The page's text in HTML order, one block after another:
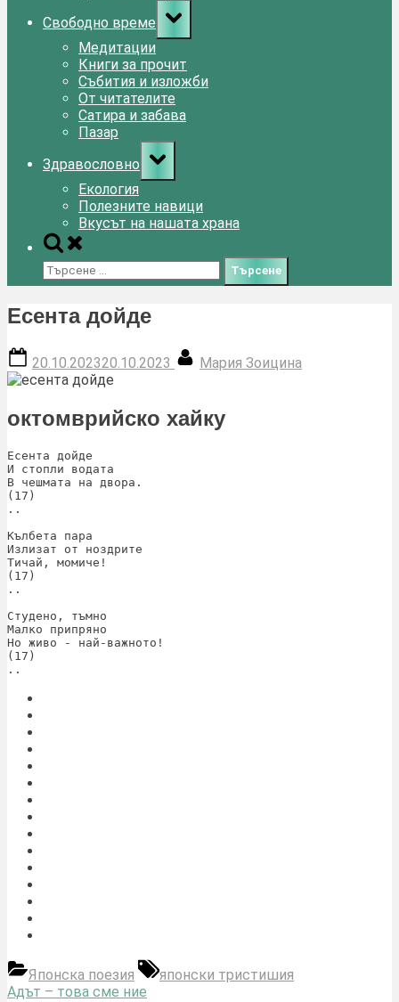
Свободно време
Toggle
sub-
menu
Медитации
Книги за прочит
Събития и изложби
От читателите
Сатира и забава
Пазар
Здравословно
Toggle
sub-
menu
Екология
Полезните навици
Вкусът на нашата храна
Toggle
search
form
Търсене
за:
Есента дойде
Posted
on
20.10.202320.10.2023
By
Мария Зоицина
октомврийско хайку
Есента дойде
И стопли водата
В чешмата на двора.
(17)
..
Кълбета пара
Излизат от ноздрите
Тичай, момиче!
(17)
..
Студено, тъмно
Малко припряно
Но живо - най-важното!
(17)
..
Японска поезия
Tags:
японски тристишия
Навигация
Previous
Адът – това сме ние